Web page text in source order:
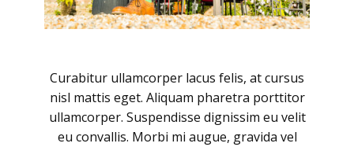
Curabitur ullamcorper lacus felis, at cursus
nisl mattis eget. Aliquam pharetra porttitor
ullamcorper. Suspendisse dignissim eu velit
eu convallis. Morbi mi augue, gravida vel